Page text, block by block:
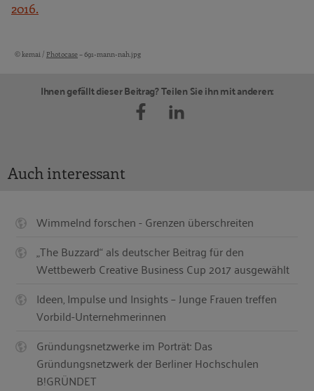
2016.
Bildquellen und Copyright-Hinweise
© kemai / Photocase– 691-mann-nah.jpg
Ihnen gefällt dieser Beitrag? Teilen Sie ihn mit anderen:
Auch interessant
Wimmelnd forschen - Grenzen überschreiten
„The Buzzard“ als deutscher Beitrag für den
Wettbewerb Creative Business Cup 2017 ausgewählt
Ideen, Impulse und Insights – Junge Frauen treffen
Vorbild-Unternehmerinnen
Gründungsnetzwerke im Porträt: Das
Gründungsnetzwerk der Berliner Hochschulen
B!GRÜNDET